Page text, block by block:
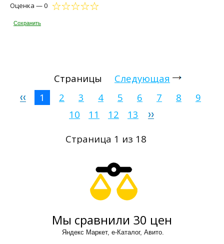
Оценка — 0
Сохранить
Страницы
Следующая
1
2 3 4 5 6 7 8
9
10
11 12
13
Страница 1 из 18
Мы сравнили 30 цен
Яндекс Маркет, е-Каталог, Авито.